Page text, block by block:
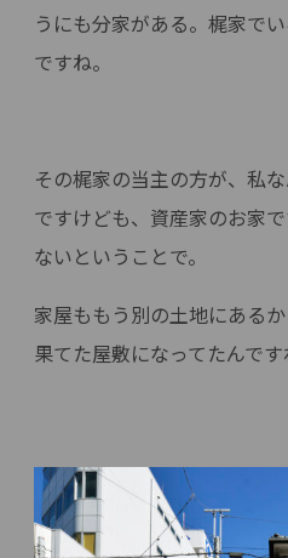
うにも分家がある。梶家で
ですね。
その梶家の当主の方が、私
ですけども、資産家のお家
ないということで。
家屋ももう別の土地にある
果てた屋敷になってたんです